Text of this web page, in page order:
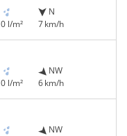
0 l/m²
N
7 km/h
0 l/m²
NW
6 km/h
NW